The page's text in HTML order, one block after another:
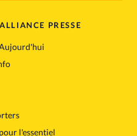
PRESSE
l'essentiel